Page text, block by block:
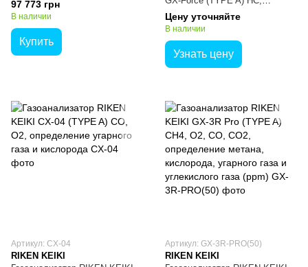
97 773 грн
В наличии
Купить
определение CH4, O2, CO,
H2S
Цену уточняйте
В наличии
Узнать цену
Артикул: CX-04
RIKEN KEIKI
Артикул: GX-3R-PRO(50)
RIKEN KEIKI